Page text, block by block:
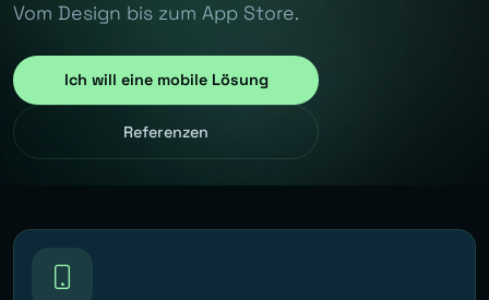
Vom Design bis zum App Store.
Ich will eine mobile Lösung
Referenzen